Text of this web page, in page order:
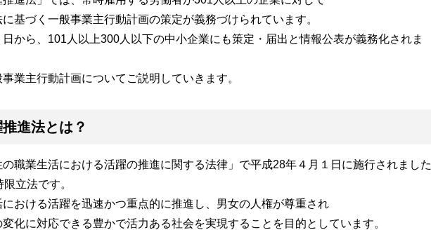
基づく一般事業主行動計画の策定が義務づけられています。
から、101人以上300人以下の中小企業にも策定・届出と情報公表が義務化されま
業主行動計画についてご説明していきます。
進法とは？
職業生活における活躍の推進に関する法律」で平成28年４月１日に施行されました
立法です。
おける活躍を迅速かつ重点的に推進し、男女の人権が尊重され
化に対応できる豊かで活力ある社会を実現することを目的としています。